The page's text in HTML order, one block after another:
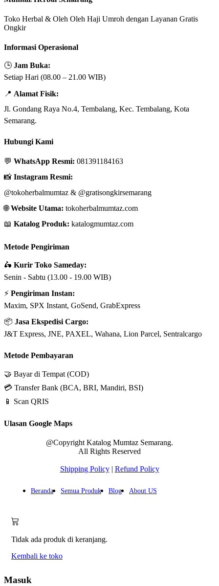
Toko Herbal & Oleh Oleh Haji Umroh dengan Layanan Gratis
Ongkir
Informasi Operasional
🕒 Jam Buka:
Setiap Hari (08.00 – 21.00 WIB)
📍 Alamat Fisik:
Jl. Gondang Raya No.4, Tembalang, Kec. Tembalang, Kota
Semarang.
Hubungi Kami
💬 WhatsApp Resmi: 081391184163
📸 Instagram Resmi:
@tokoherbalmumtaz & @gratisongkirsemarang
🌐Website Utama: tokoherbalmumtaz.com
📖 Katalog Produk: katalogmumtaz.com
Metode Pengiriman
🛵 Kurir Toko Sameday:
Senin - Sabtu (13.00 - 19.00 WIB)
⚡ Pengiriman Instan:
Maxim, SPX Instant, GoSend, GrabExpress
📦 Jasa Ekspedisi Cargo:
J&T Express, JNE, PAXEL, Wahana, Lion Parcel, Sentralcargo
Metode Pembayaran
🤝 Bayar di Tempat (COD)
💳 Transfer Bank (BCA, BRI, Mandiri, BSI)
📱 Scan QRIS
Ulasan Google Maps
@Copyright Katalog Mumtaz Semarang.
All Rights Reserved
Shipping Policy| Refund Policy
Beranda Semua Produk Blog About US
Tidak ada produk di keranjang.
Kembali ke toko
Masuk